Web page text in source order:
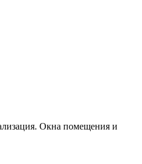
Окна помещения и